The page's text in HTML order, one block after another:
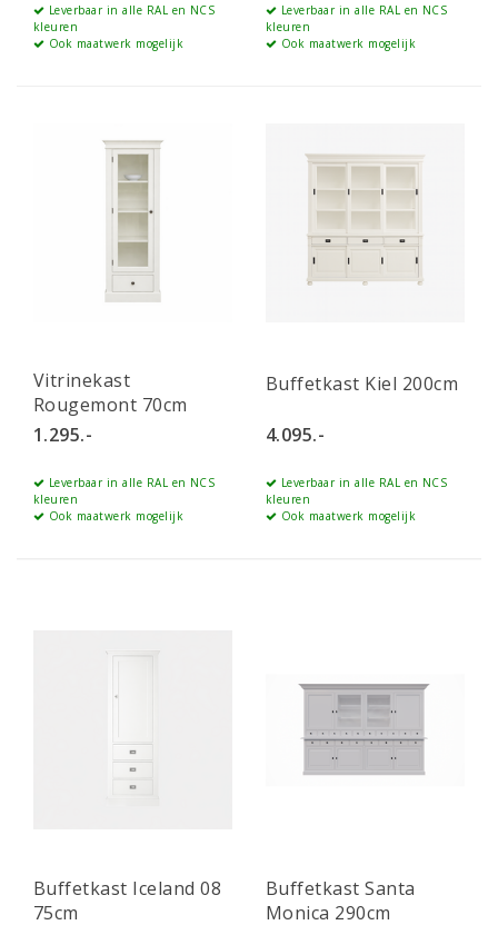
Leverbaar in alle RAL en NCS
kleuren
Ook maatwerk mogelijk
Leverbaar in alle RAL en NCS
kleuren
Ook maatwerk mogelijk
Vitrinekast
Rougemont 70cm
1.295.-
Leverbaar in alle RAL en NCS
kleuren
Ook maatwerk mogelijk
Buffetkast Kiel 200cm
4.095.-
Leverbaar in alle RAL en NCS
kleuren
Ook maatwerk mogelijk
Buffetkast Iceland 08
75cm
Buffetkast Santa
Monica 290cm